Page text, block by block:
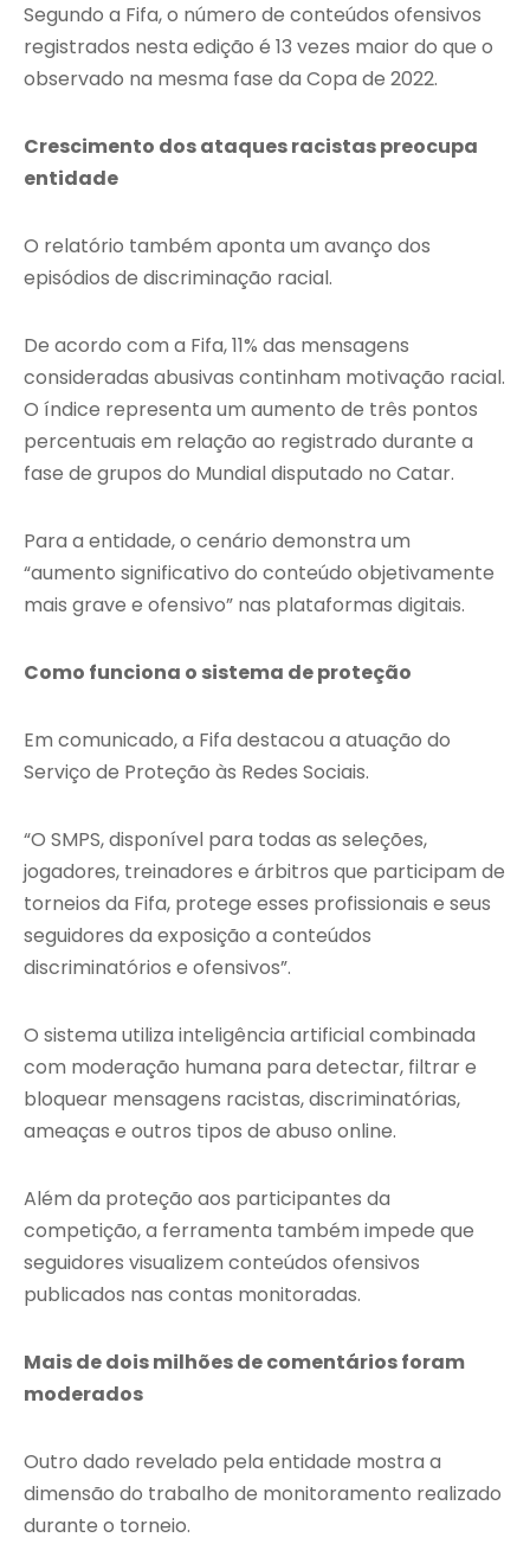
Segundo a Fifa, o número de conteúdos ofensivos
registrados nesta edição é 13 vezes maior do que o
observado na mesma fase da Copa de 2022.
Crescimento dos ataques racistas preocupa
entidade
O relatório também aponta um avanço dos
episódios de discriminação racial.
De acordo com a Fifa, 11% das mensagens
consideradas abusivas continham motivação racial.
O índice representa um aumento de três pontos
percentuais em relação ao registrado durante a
fase de grupos do Mundial disputado no Catar.
Para a entidade, o cenário demonstra um
“aumento significativo do conteúdo objetivamente
mais grave e ofensivo” nas plataformas digitais.
Como funciona o sistema de proteção
Em comunicado, a Fifa destacou a atuação do
Serviço de Proteção às Redes Sociais.
“O SMPS, disponível para todas as seleções,
jogadores, treinadores e árbitros que participam de
torneios da Fifa, protege esses profissionais e seus
seguidores da exposição a conteúdos
discriminatórios e ofensivos”.
O sistema utiliza inteligência artificial combinada
com moderação humana para detectar, filtrar e
bloquear mensagens racistas, discriminatórias,
ameaças e outros tipos de abuso online.
Além da proteção aos participantes da
competição, a ferramenta também impede que
seguidores visualizem conteúdos ofensivos
publicados nas contas monitoradas.
Mais de dois milhões de comentários foram
moderados
Outro dado revelado pela entidade mostra a
dimensão do trabalho de monitoramento realizado
durante o torneio.